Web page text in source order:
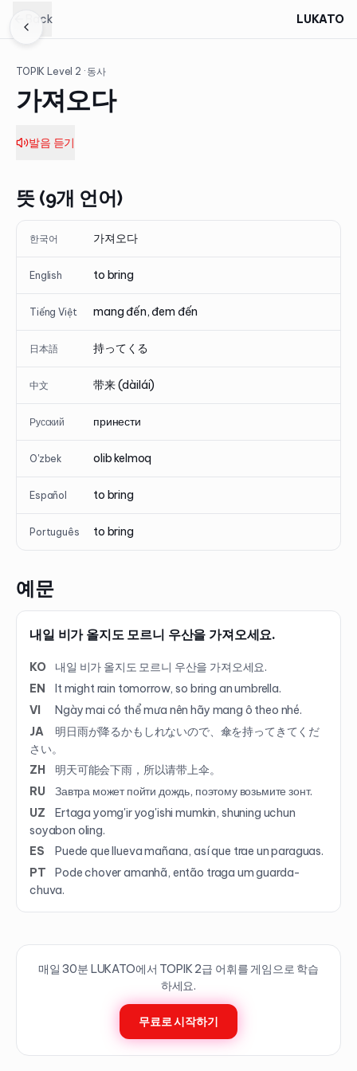
Back LUKATO
TOPIK Level 2 · 동사
가져오다
발음 듣기
뜻 (9개 언어)
한국어 가져오다
English to bring
Tiếng Việt mang đến, đem đến
日本語 持ってくる
中文 带来 (dàilái)
Русский принести
O'zbek olib kelmoq
Español to bring
Português to bring
예문
내일 비가 올지도 모르니 우산을 가져오세요.
KO
내일 비가 올지도 모르니 우산을 가져오세요.
EN
It might rain tomorrow, so bring an umbrella.
VI
Ngày mai có thể mưa nên hãy mang ô theo nhé.
JA
明日雨が降るかもしれないので、傘を持ってきてくだ
さい。
ZH
明天可能会下雨，所以请带上伞。
RU
Завтра может пойти дождь, поэтому возьмите зонт.
UZ
Ertaga yomg'ir yog'ishi mumkin, shuning uchun
soyabon oling.
ES
Puede que llueva mañana, así que trae un paraguas.
PT
Pode chover amanhã, então traga um guarda-
chuva.
매일 30분 LUKATO에서 TOPIK2급 어휘를 게임으로 학습
하세요.
무료로 시작하기